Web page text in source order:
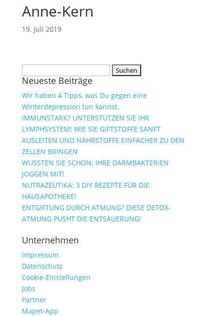
Anne-Kern
19. Juli 2019
nach:
Neueste Beiträge
Wir haben 4 Tipps, was Du gegen eine
Winterdepression tun kannst.
IMMUNSTARK? UNTERSTÜTZEN SIE IHR
LYMPHSYSTEM! WIE SIE GIFTSTOFFE SANFT
AUSLEITEN UND NÄHRSTOFFE EINFACHER ZU DEN
ZELLEN BRINGEN
WUSSTEN SIE SCHON: IHRE DARMBAKTERIEN
JOGGEN MIT!
NUTRAZEUTIKA: 3 DIY REZEPTE FÜR DIE
HAUSAPOTHEKE!
ENTGIFTUNG DURCH ATMUNG? DIESE DETOX-
ATMUNG PUSHT DIE ENTSÄUERUNG!
Unternehmen
Impressum
Datenschutz
Cookie-Einstellungen
Jobs
Partner
Mapet-App